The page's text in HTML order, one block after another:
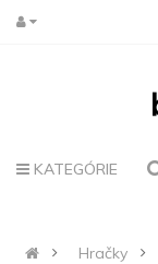
KATEGÓRIE
Hračky